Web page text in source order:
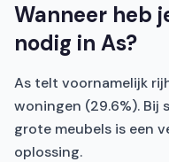
Wanneer heb
nodig in As?
As telt voornamelijk
woningen (29.6%). Bij
grote meubels is een
oplossing.